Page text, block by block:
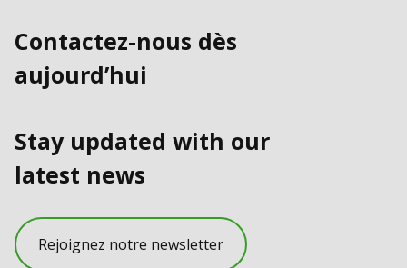
Contactez-nous dès
aujourd’hui
Stay updated with our
latest news
Rejoignez notre newsletter